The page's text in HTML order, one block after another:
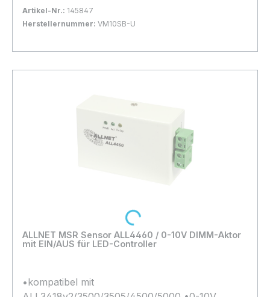
entspricht IEC 60884-1, CEE7- Schraubklemmen
1,5–2,5 mm2- gegen Berührung stromführender
Artikel-Nr.: 145847
Herstellernummer: VM10SB-U
In den Warenkorb
ALLNET MSR Sensor ALL4460 / 0-10V DIMM-Aktor
mit EIN/AUS für LED-Controller
•kompatibel mit
Loading...